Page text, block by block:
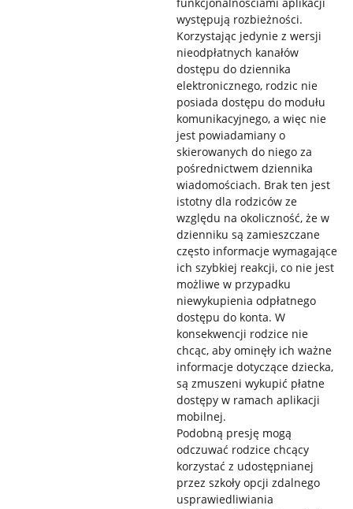
występują rozbieżności.
Korzystając jedynie z wersji
nieodpłatnych kanałów
dostępu do dziennika
elektronicznego, rodzic nie
posiada dostępu do modułu
komunikacyjnego, a więc nie
jest powiadamiany o
skierowanych do niego za
pośrednictwem dziennika
wiadomościach. Brak ten jest
istotny dla rodziców ze
względu na okoliczność, że w
dzienniku są zamieszczane
często informacje wymagające
ich szybkiej reakcji, co nie jest
możliwe w przypadku
niewykupienia odpłatnego
dostępu do konta. W
konsekwencji rodzice nie
chcąc, aby ominęły ich ważne
informacje dotyczące dziecka,
są zmuszeni wykupić płatne
dostępy w ramach aplikacji
mobilnej.
Podobną presję mogą
odczuwać rodzice chcący
korzystać z udostępnianej
przez szkoły opcji zdalnego
usprawiedliwiania